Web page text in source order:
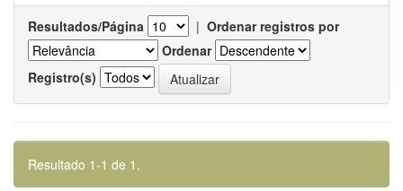
Resultados/Página | Ordenar registros por
Ordenar
Registro(s)
Resultado 1-1 de 1.